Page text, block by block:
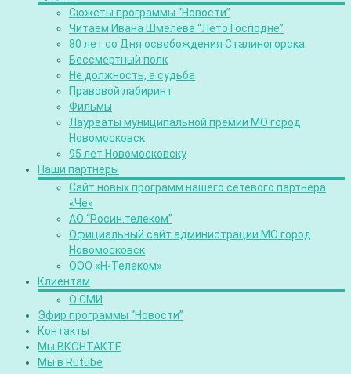
Сюжеты программы “Новости”
Читаем Ивана Шмелёва “Лето Господне”
80 лет со Дня освобождения Сталиногорска
Бессмертный полк
Не должность, а судьба
Правовой лабиринт
Фильмы
Лауреаты муниципальной премии МО город
Новомосковск
95 лет Новомосковску
Наши партнеры
Сайт новых программ нашего сетевого партнера
«Че»
АО “Росин.телеком”
Официальный сайт администрации МО город
Новомосковск
ООО «Н-Телеком»
Клиентам
О СМИ
Эфир программы “Новости”
Контакты
Мы ВКОНТАКТЕ
Мы в Rutube